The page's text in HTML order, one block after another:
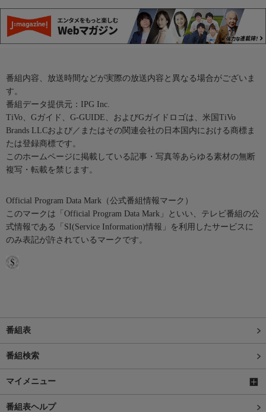
番組内容、放送時間などが実際の放送内容と異なる場合がございま
す。
番組データ提供元：IPG Inc.
TiVo、Gガイド、G-GUIDE、およびGガイドロゴは、米国TiVo
Brands LLCおよび／またはその関連会社の日本国内における商標ま
たは登録商標です。
このホームページに掲載している記事・写真等あらゆる素材の無断
複写・転載を禁じます。
Official Program Data Mark（公式番組情報マーク）
このマークは「Official Program Data Mark」といい、テレビ番組の公
式情報である「SI(Service Information)情報」を利用したサービスに
のみ表記が許されているマークです。
番組表
番組検索
マイメニュー
番組表ヘルプ